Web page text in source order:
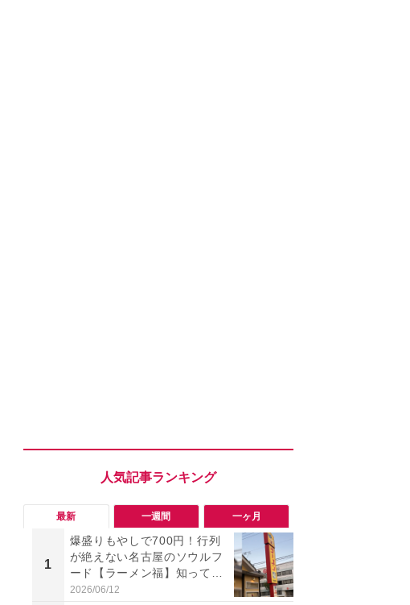
最新 一週間 一ヶ月
1
爆盛りもやしで700円！行列
が絶えない名古屋のソウルフ
ード【ラーメン福】知って
る？
2026/06/12